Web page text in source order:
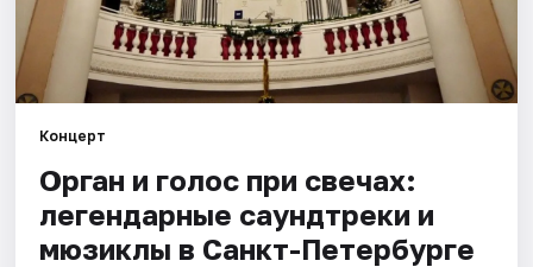
Спорт
События
Города
Площадки
Концерт
Орган и голос при свечах:
легендарные саундтреки и
мюзиклы в Санкт-Петербурге